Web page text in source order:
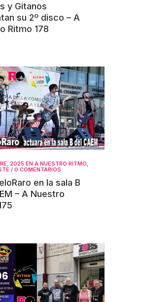
y Gitanos
su 2º disco – A
Ritmo 178
2025 EN A NUESTRO RITMO
/ 0 COMENTARIOS
en la sala B
– A Nuestro